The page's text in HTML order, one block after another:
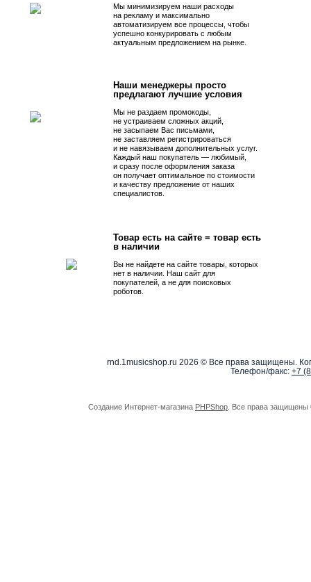
Мы минимизируем наши расходы
на рекламу и максимально
автоматизируем все процессы, чтобы
успешно конкурировать с любым
актуальным предложением на рынке.
Наши менеджеры просто
предлагают лучшие условия
Мы не раздаем промокоды,
не устраиваем сложных акций,
не засыпаем Вас письмами,
не заставляем регистрироваться
и не навязываем дополнительных услуг.
Каждый наш покупатель — любимый,
и сразу после оформления заказа
он получает оптимальное по стоимости
и качеству предложение от наших
специалистов.
Товар есть на сайте = товар есть
в наличии
Вы не найдете на сайте товары, которых
нет в наличии. Наш сайт для
покупателей, а не для поисковых
роботов.
rnd.1musicshop.ru 2026 © Все права защищены.
Телефон/факс: +7
Создание Интернет-магазина PHPShop . Все права защищены